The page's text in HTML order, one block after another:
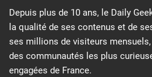
Depuis plus de 10 ans, le Daily
la qualité de ses contenus et de
ses millions de visiteurs mensuels,
des communautés les plus
engagées de France.